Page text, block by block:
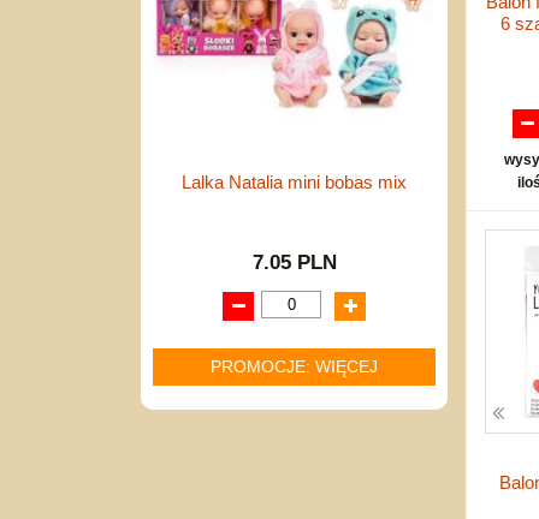
Lalka Natalia mini bobas mix
7.05 PLN
PROMOCJE: WIĘCEJ
6